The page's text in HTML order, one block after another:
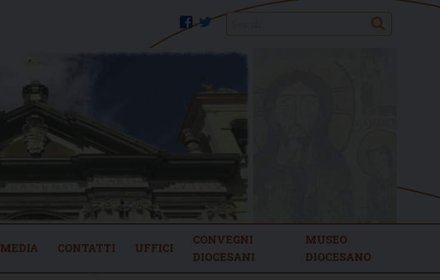
twitter
facebook Search
MEDIA CONTATTI UFFICI
CONVEGNI
DIOCESANI
MUSEO
DIOCESANO